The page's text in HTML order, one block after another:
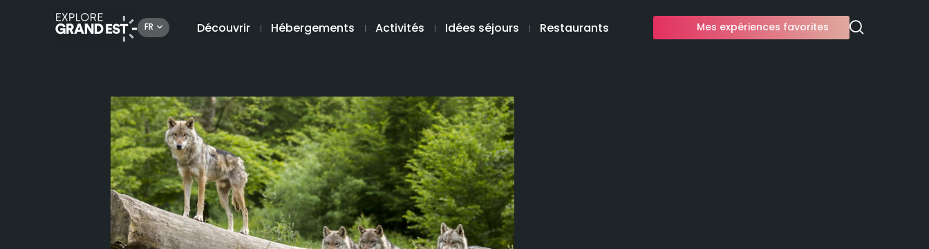
FR Découvrir Hébergements Activités Idées séjours Restaurants Mes expériences favorites